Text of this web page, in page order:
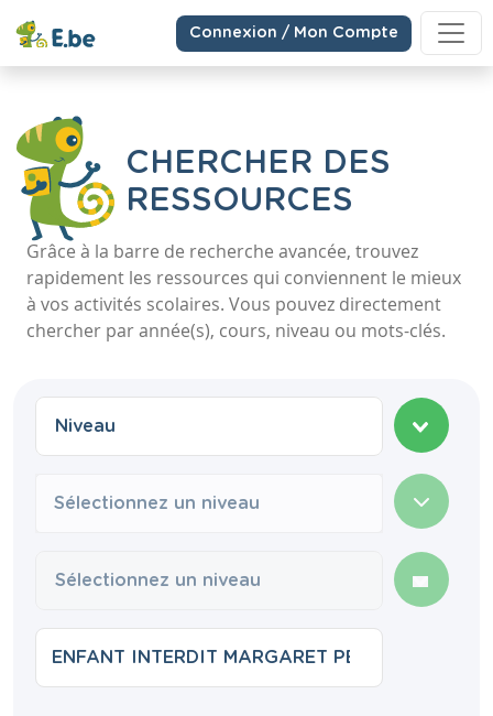
Connexion / Mon Compte
CHERCHER DES
RESSOURCES
Grâce à la barre de recherche avancée, trouvez
rapidement les ressources qui conviennent le mieux
à vos activités scolaires. Vous pouvez directement
chercher par année(s), cours, niveau ou mots-clés.
Sélectionnez un niveau